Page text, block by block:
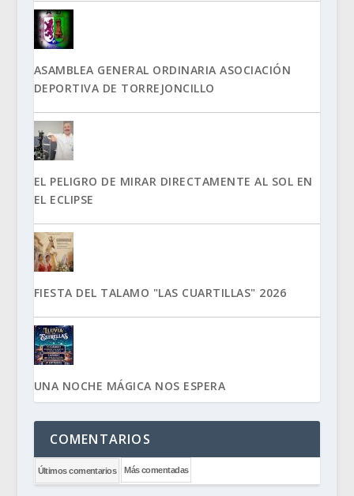
ASAMBLEA GENERAL ORDINARIA ASOCIACIÓN
DEPORTIVA DE TORREJONCILLO
EL PELIGRO DE MIRAR DIRECTAMENTE AL SOL EN
EL ECLIPSE
FIESTA DEL TALAMO "LAS CUARTILLAS" 2026
UNA NOCHE MÁGICA NOS ESPERA
COMENTARIOS
Últimos comentarios Más comentadas